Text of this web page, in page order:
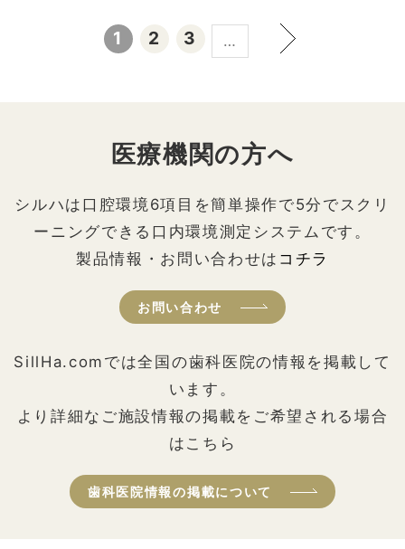
1 2 3 …
医療機関の方へ
シルハは口腔環境6項目を簡単操作で5分でスクリ
ーニングできる口内環境測定システムです。
製品情報・お問い合わせは コチラ
お問い合わせ
SillHa.comでは全国の歯科医院の情報を掲載して
います。
より詳細なご施設情報の掲載をご希望される場合
はこちら
歯科医院情報の掲載について